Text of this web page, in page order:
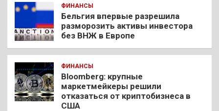
ФИНАНСЫ
Бельгия впервые разрешила
разморозить активы инвестора
без ВНЖ в Европе
ФИНАНСЫ
Bloomberg: крупные
маркетмейкеры решили
отказаться от криптобизнеса в
США